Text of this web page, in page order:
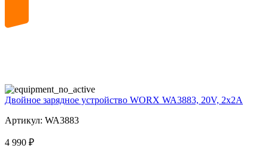
Двойное зарядное устройство WORX WA3883, 20V, 2x2A
Артикул: WA3883
4 990 ₽